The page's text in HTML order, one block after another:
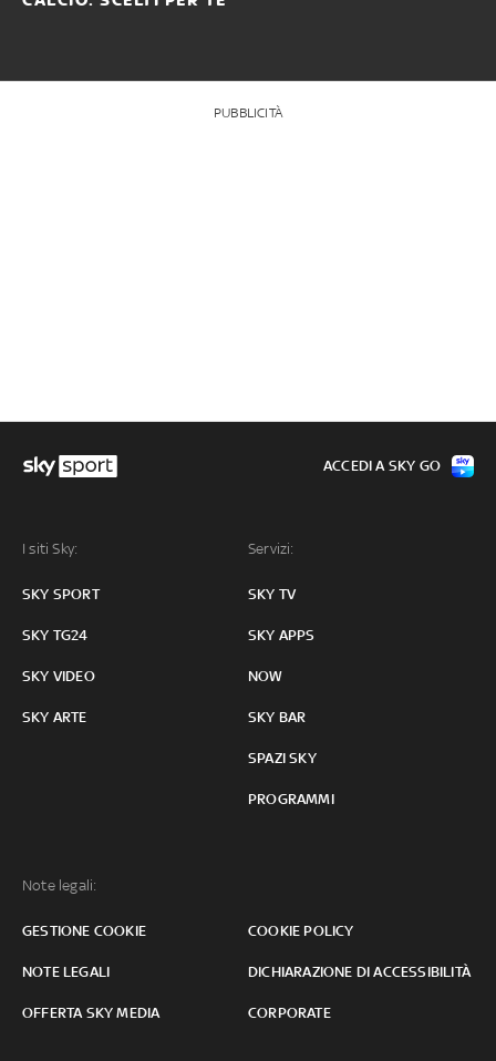
PUBBLICITÀ
I siti Sky:
SKY SPORT
SKY TG24
SKY VIDEO
SKY ARTE
Servizi:
SKY TV
SKY APPS
NOW
SKY BAR
SPAZI SKY
PROGRAMMI
Note legali:
GESTIONE COOKIE COOKIE POLICY
NOTE LEGALI DICHIARAZIONE DI ACCESSIBILITÀ
OFFERTA SKY MEDIA CORPORATE
ACCEDI A SKY GO